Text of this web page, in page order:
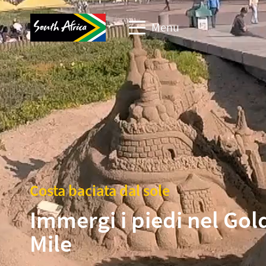
Menu
Sito web per viaggi
Sito web partner commerciali
Sito web eventi aziendali
Sito web Corporate & Media
Costa baciata dal sole
Immergi i piedi nel
Mile